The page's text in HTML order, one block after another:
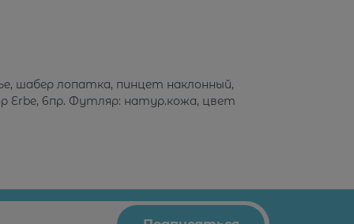
шабер лопатка, пинцет наклонный,
Erbe, 6пр. Футляр: натур.кожа, цвет